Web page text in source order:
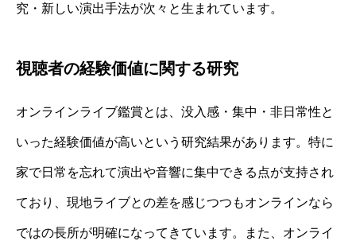
究・新しい演出手法が次々と生まれています。
視聴者の経験価値に関する研究
オンラインライブ鑑賞とは、没入感・集中・非日常性と
いった経験価値が高いという研究結果があります。特に
家で日常を忘れて演出や音響に集中できる点が支持され
ており、現地ライブとの差を感じつつもオンラインなら
ではの長所が明確になってきています。また、オンライ